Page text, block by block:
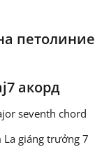
петолиние
акорд
seventh chord
La giáng trưởng 7